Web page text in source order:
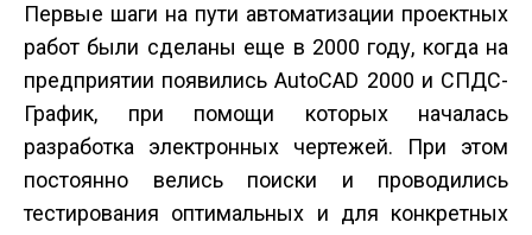
Первые шаги на пути автоматизации проектных
работ были сделаны еще в 2000 году, когда на
предприятии появились AutoCAD 2000 и СПДС-
График, при помощи которых началась
разработка электронных чертежей. При этом
постоянно велись поиски и проводились
тестирования оптимальных и для конкретных